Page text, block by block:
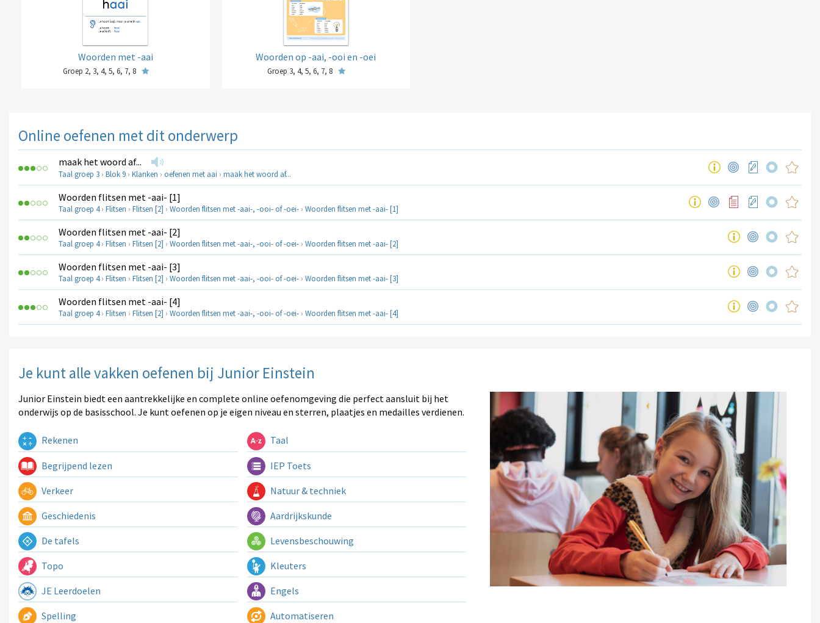
Woorden met -aai
Groep 2, 3, 4, 5, 6, 7, 8
Woorden op -aai, -ooi en -oei
Groep 3, 4, 5, 6, 7, 8
Online oefenen met dit onderwerp
maak het woord af...
Taal groep 3 › Blok 9 › Klanken › oefenen met aai › maak het woord af...
Woorden flitsen met -aai- [1]
Taal groep 4› Flitsen › Flitsen [2] › Woorden flitsen met -aai-, -ooi- of -oei- › Woorden flitsen met -aai- [1]
Woorden flitsen met -aai- [2]
Taal groep 4› Flitsen › Flitsen [2] › Woorden flitsen met -aai-, -ooi- of -oei- › Woorden flitsen met -aai- [2]
Woorden flitsen met -aai- [3]
Taal groep 4› Flitsen › Flitsen [2] › Woorden flitsen met -aai-, -ooi- of -oei- › Woorden flitsen met -aai- [3]
Woorden flitsen met -aai- [4]
Taal groep 4› Flitsen › Flitsen [2] › Woorden flitsen met -aai-, -ooi- of -oei- › Woorden flitsen met -aai- [4]
Je kunt alle vakken oefenen bij Junior Einstein
Junior Einstein biedt een aantrekkelijke en complete online oefenomgeving die perfect aansluit bij het
onderwijs op de basisschool. Je kunt oefenen op je eigen niveau en sterren, plaatjes en medailles verdienen.
Rekenen Taal
Begrijpend lezen IEP Toets
Verkeer Natuur & techniek
Geschiedenis Aardrijkskunde
De tafels Levensbeschouwing
Topo Kleuters
JE Leerdoelen Engels
Spelling Automatiseren